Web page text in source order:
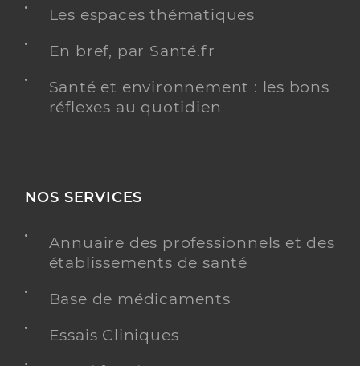
Les espaces thématiques
En bref, par Santé.fr
Santé et environnement : les bons
réflexes au quotidien
NOS SERVICES
Annuaire des professionnels et des
établissements de santé
Base de médicaments
Essais Cliniques